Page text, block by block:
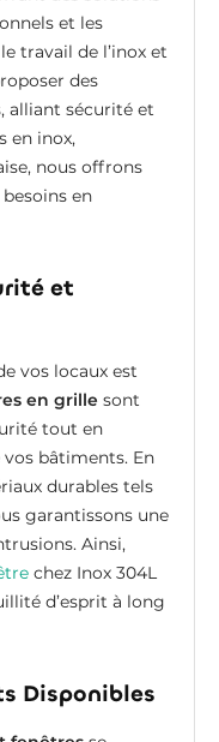
et les
travail de l’inox et
des
alliant sécurité et
en inox,
nous offrons
en
et
vos locaux est
en grillesont
tout en
bâtiments. En
durables tels
garantissons une
Ainsi,
chez Inox 304L
d’esprit à long
Disponibles